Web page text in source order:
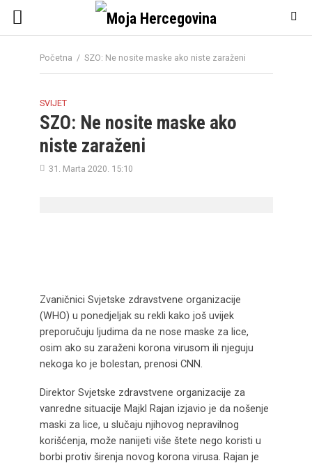
Početna / SZO: Ne nosite maske ako niste zaraženi
SVIJET
SZO: Ne nosite maske ako
niste zaraženi
31. Marta 2020. 15:10
Zvaničnici Svjetske zdravstvene organizacije
(WHO) u ponedjeljak su rekli kako još uvijek
preporučuju ljudima da ne nose maske za lice,
osim ako su zaraženi korona virusom ili njeguju
nekoga ko je bolestan, prenosi CNN.
Direktor Svjetske zdravstvene organizacije za
vanredne situacije Majkl Rajan izjavio je da nošenje
maski za lice, u slučaju njihovog nepravilnog
korišćenja, može nanijeti više štete nego koristi u
borbi protiv širenja novog korona virusa. Rajan je